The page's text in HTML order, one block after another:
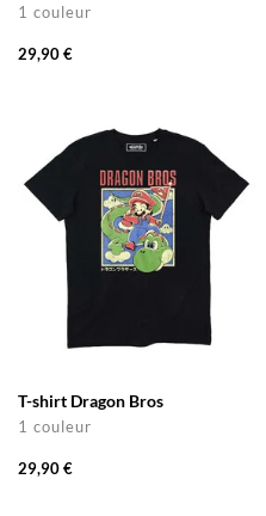
1 couleur
29,90 €
T-shirt Dragon Bros
1 couleur
29,90 €